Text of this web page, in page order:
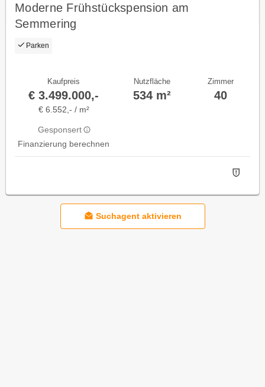
Moderne Frühstückspension am
Semmering
Parken
Kaufpreis
€ 3.499.000,-
€ 6.552,- / m²
Gesponsert
Finanzierung berechnen
Nutzfläche
534 m²
Zimmer
40
Suchagent aktivieren